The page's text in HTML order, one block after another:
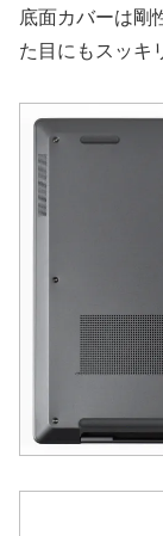
底面カバーは剛
た目にもスッキ